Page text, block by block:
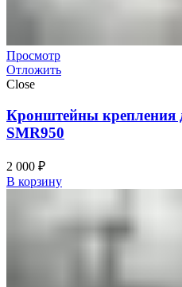
Просмотр
Отложить
Close
Кронштейны крепления
SMR950
2 000 ₽
В корзину